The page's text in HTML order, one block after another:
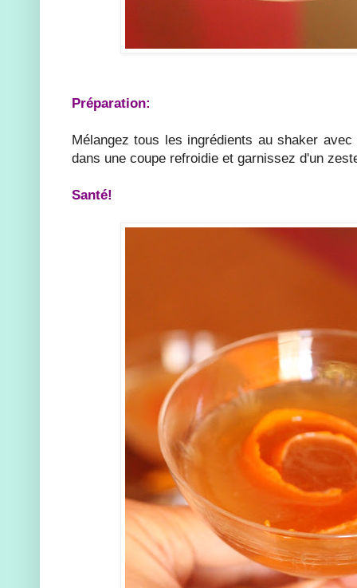
Préparation:
Mélangez tous les ingrédients au shaker
dans une coupe refroidie et garnissez d'un
Santé!